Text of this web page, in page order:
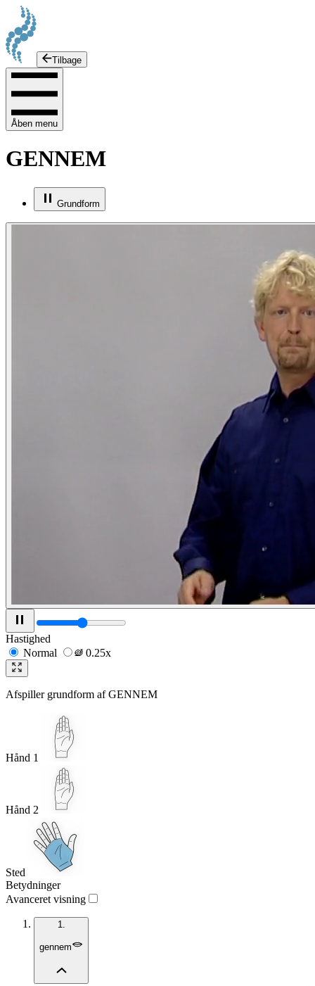
Tilbage
Åben menu
GENNEM
Grundform
Hastighed
Normal
0.25x
Afspiller grundform afGENNEM
Hånd 1
Hånd 2
Sted
Betydninger
Avanceret visning
1.
gennem